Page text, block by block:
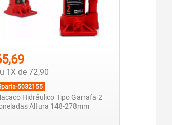
1X de 72,90
5032155
Hidráulico Tipo Garrafa 2
Altura 148-278mm